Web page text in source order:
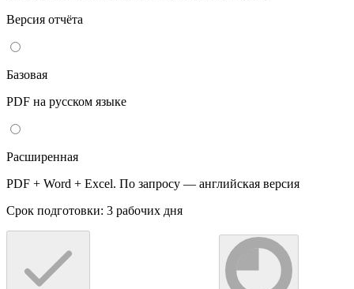
Версия отчёта
Базовая
PDF на русском языке
Расширенная
PDF + Word + Excel. По запросу — английская версия
Срок подготовки: 3 рабочих дня